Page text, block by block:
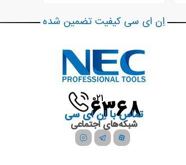
اِن ای سی کیفیت تضمین شده
021
6368
تماس با اِن ای سی
شبکه‌های اجتماعی